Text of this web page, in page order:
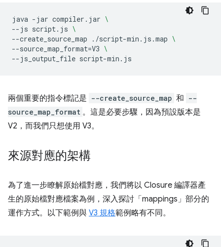
java -jar compiler.jar \
--js script.js \
--create_source_map
./script-min.js.map \
--source_map_format=V3 \
--js_output_file
兩個重要的指令標記是 --create_source_map 和 --
source_map_format 。這是必要步驟，因為預設版本是
V2，而我們只想使用 V3。
來源對應的架構
為了進一步瞭解原始檔對應，我們將以 Closure 編譯器產
生的原始檔對應檔案為例，深入探討「mappings」部分的
運作方式。以下範例與 V3 規格範例略有不同。